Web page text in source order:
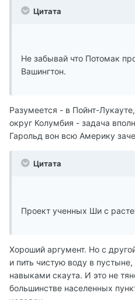
Цитата
Не забывай что Потомак
Вашингтон.
Разумеется - в Пойнт-
округ Колумбия - задача
Гарольд вон всю Америку
Цитата
Проект ученных Ши с
Хороший аргумент. Но с
и пить чистую воду в
навыками скаута. И это не
большинстве населенных